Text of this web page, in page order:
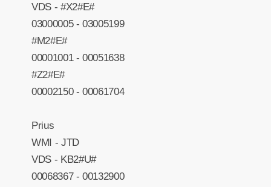
VDS - #X2#E#
03000005 - 03005199
#M2#E#
00001001 - 00051638
#Z2#E#
00002150 - 00061704
Prius
WMI - JTD
VDS - KB2#U#
00068367 - 00132900